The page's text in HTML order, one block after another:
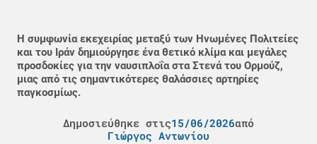
Η συμφωνία εκεχειρίας μεταξύ των Ηνωμένες Πολιτείες
και του Ιράν δημιούργησε ένα θετικό κλίμα και μεγάλες
προσδοκίες για την ναυσιπλοΐα στα Στενά του Ορμούζ,
μιας από τις σημαντικότερες θαλάσσιες αρτηρίες
παγκοσμίως.
Δημοσιεύθηκε στις15/06/2026από
Γιώργος Αντωνίου